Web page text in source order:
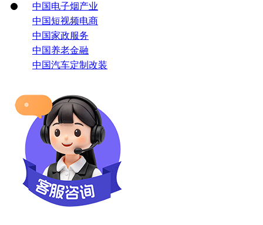
中国电子烟产业
中国短视频电商
中国家政服务
中国养老金融
中国汽车定制改装